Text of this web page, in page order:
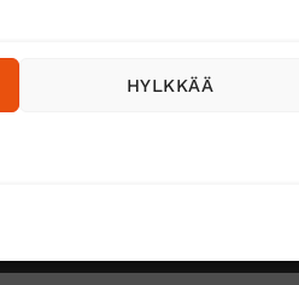
HYLKKÄÄ